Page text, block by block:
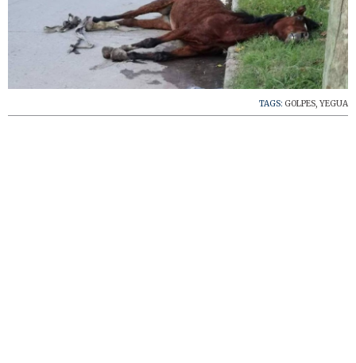
TAGS: GOLPES, YEGUA